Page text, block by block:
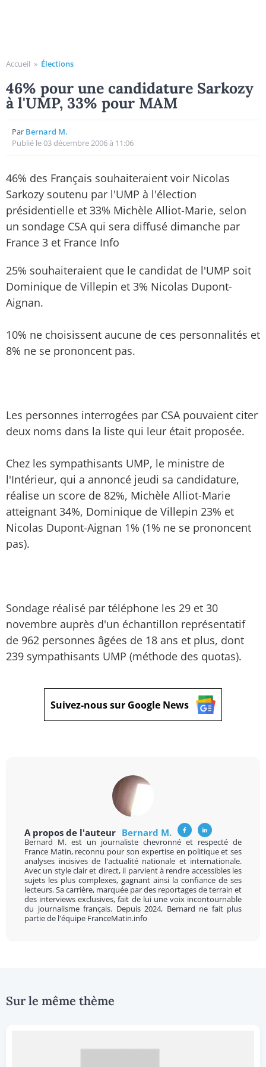
Accueil » Élections
46% pour une candidature Sarkozy
à l'UMP, 33% pour MAM
Par Bernard M.
Publié le 03 décembre 2006 à 11:06
46% des Français souhaiteraient voir Nicolas
Sarkozy soutenu par l'UMP à l'élection
présidentielle et 33% Michèle Alliot-Marie, selon
un sondage CSA qui sera diffusé dimanche par
France 3 et France Info
25% souhaiteraient que le candidat de l'UMP soit
Dominique de Villepin et 3% Nicolas Dupont-
Aignan.
10% ne choisissent aucune de ces personnalités et
8% ne se prononcent pas.
Les personnes interrogées par CSA pouvaient citer
deux noms dans la liste qui leur était proposée.
Chez les sympathisants UMP, le ministre de
l'Intérieur, qui a annoncé jeudi sa candidature,
réalise un score de 82%, Michèle Alliot-Marie
atteignant 34%, Dominique de Villepin 23% et
Nicolas Dupont-Aignan 1% (1% ne se prononcent
pas).
Sondage réalisé par téléphone les 29 et 30
novembre auprès d'un échantillon représentatif
de 962 personnes âgées de 18 ans et plus, dont
239 sympathisants UMP (méthode des quotas).
Suivez-nous sur Google News
A propos de l'auteur Bernard M.
Bernard M. est un journaliste chevronné et respecté de
France Matin, reconnu pour son expertise en politique et ses
analyses incisives de l'actualité nationale et internationale.
Avec un style clair et direct, il parvient à rendre accessibles les
sujets les plus complexes, gagnant ainsi la confiance de ses
lecteurs. Sa carrière, marquée par des reportages de terrain et
des interviews exclusives, fait de lui une voix incontournable
du journalisme français. Depuis 2024, Bernard ne fait plus
partie de l'équipe FranceMatin.info
Sur le même thème